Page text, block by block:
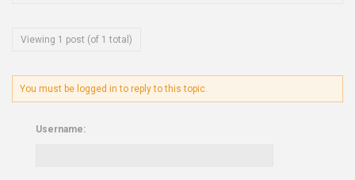
Viewing 1 post (of 1 total)
You must be logged in to reply to this topic.
Username: